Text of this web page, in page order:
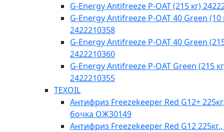
G-Energy Antifreeze P-OAT (215 кг)
G-Energy Antifreeze P-OAT 40 Green (10
2422210358
G-Energy Antifreeze P-OAT 40 Green
2422210360
G-Energy Antifreeze P-OAT Green (215
2422210355
TEXOIL
Антифриз Freezekeeper Red G12+
бочка ОЖ30149
Антифриз Freezekeeper Red G12